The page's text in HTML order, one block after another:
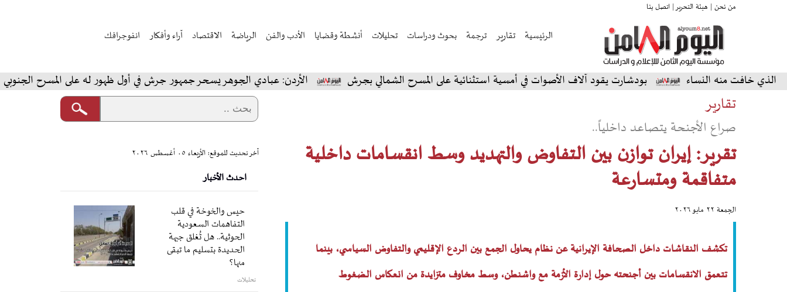
من نحن | هيئة التحرير | اتصل بنا
الرئيسية تقارير ترجمة بحوث ودراسات تحليلات أنشطة وقضايا الأدب والفن الرياضة الاقتصاد آراء وأفكار انفوجرافك
منه النساء بودشارت يقود آلاف الأصوات في أمسية استثنائية على المسرح الشمالي بجرش الأردن: عبادي الجوهر يسحر جمهور جرش في أول ظهور له على المسرح الجنوبي
تقارير
صراع الأجنحة يتصاعد داخلياً..
تقرير: إيران توازن بين التفاوض والتهديد وسط انقسامات داخلية
متفاقمة ومتسارعة
الجمعة ٢٢ مايو ٢٠٢٦
تكشف النقاشات داخل الصحافة الإيرانية عن نظام يحاول الجمع بين الردع الإقليمي والتفاوض السياسي، بينما
تتعمق الانقسامات بين أجنحته حول إدارة الأزمة مع واشنطن، وسط مخاوف متزايدة من انعكاس الضغوط
آخر تحديث للموقع: الأربعاء ٠٥ أغسطس ٢٠٢٦
احدث الأخبار
حيس والخوخة في قلب
التفاهمات السعودية
الحوثية.. هل تُغلق جبهة
الحديدة بتسليم ما تبقى
منها؟
تحليلات